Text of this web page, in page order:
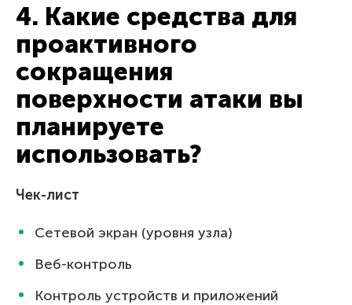
4. Какие средства для
проактивного
сокращения
поверхности атаки вы
планируете
использовать?
Чек-лист
Сетевой экран (уровня узла)
Веб-контроль
Контроль устройств и приложений